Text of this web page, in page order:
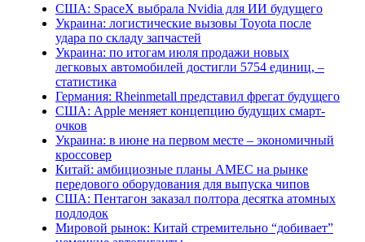
США: SpaceX выбрала Nvidia для ИИ будущего
Украина: логистические вызовы Toyota после
удара по складу запчастей
Украина: по итогам июля продажи новых
легковых автомобилей достигли 5754 единиц, –
статистика
Германия: Rheinmetall представил фрегат будущего
США: Apple меняет концепцию будущих смарт-
очков
Украина: в июне на первом месте – экономичный
кроссовер
Китай: амбициозные планы AMEC на рынке
передового оборудования для выпуска чипов
США: Пентагон заказал полтора десятка атомных
подлодок
Мировой рынок: Китай стремительно “добивает”